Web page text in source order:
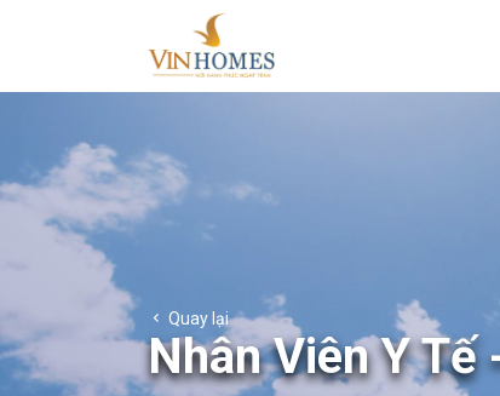
Quay lại
Nhân Viên Y Tế